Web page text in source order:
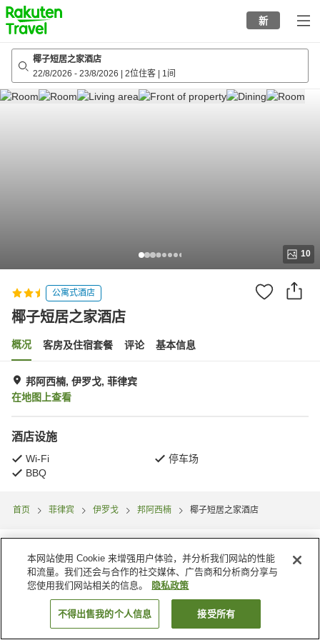
to
top
page
新
椰子短居之家酒店
22/8/2026 - 23/8/2026 2位住客 1间
10
公寓式酒店
椰子短居之家酒店
概况 客房及住宿套餐 评论 基本信息
邦阿西楠, 伊罗戈, 菲律宾
在地图上查看
酒店设施
Wi-Fi
停车场
BBQ
首页 菲律宾 伊罗戈 邦阿西楠 椰子短居之家酒店
搜索客房
本网站使用 Cookie 来增强用户体验，并分析我们网站的性能
和流量。我们还会与合作的社交媒体、广告商和分析商分享与
您使用我们网站相关的信息。
隐私政策
不得出售我的个人信息 接受所有